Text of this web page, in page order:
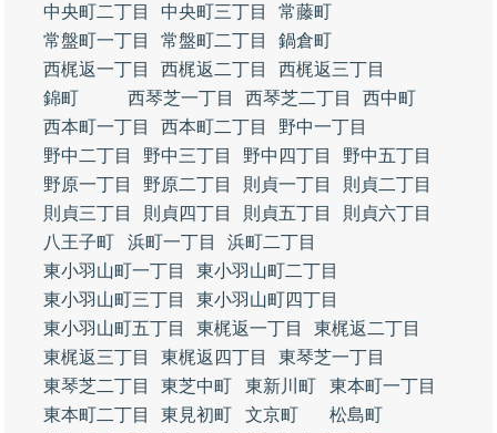
中央町二丁目
中央町三丁目
常藤町
常盤町一丁目
常盤町二丁目
鍋倉町
西梶返一丁目
西梶返二丁目
西梶返三丁目
錦町
西琴芝一丁目 西琴芝二丁目
西中町
西本町一丁目
西本町二丁目
野中一丁目
野中二丁目
野中三丁目 野中四丁目
野中五丁目
野原一丁目
野原二丁目 則貞一丁目
則貞二丁目
則貞三丁目
則貞四丁目 則貞五丁目
則貞六丁目
八王子町
浜町一丁目
浜町二丁目
東小羽山町一丁目
東小羽山町二丁目
東小羽山町三丁目
東小羽山町四丁目
東小羽山町五丁目
東梶返一丁目
東梶返二丁目
東梶返三丁目
東梶返四丁目
東琴芝一丁目
東琴芝二丁目
東芝中町 東新川町
東本町一丁目
東本町二丁目
東見初町 文京町
松島町